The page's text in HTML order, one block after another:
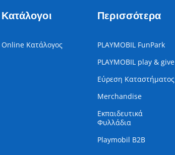
Κατάλογοι
Online Κατάλογος
Περισσότερα
PLAYMOBIL FunPark
PLAYMOBIL play & give
Εύρεση Καταστήματος
Merchandise
Εκπαιδευτικά
Φυλλάδια
Playmobil B2B